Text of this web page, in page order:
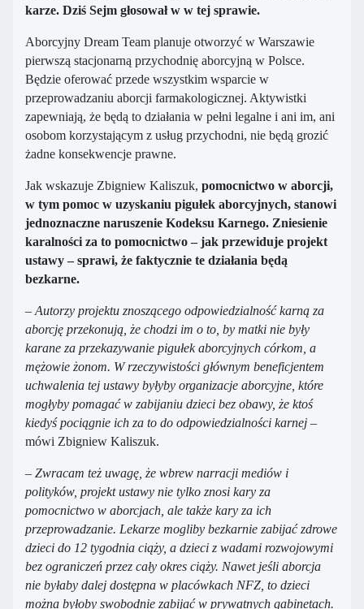
karze. Dziś Sejm głosował w w tej sprawie.
Aborcyjny Dream Team planuje otworzyć w Warszawie
pierwszą stacjonarną przychodnię aborcyjną w Polsce.
Będzie oferować przede wszystkim wsparcie w
przeprowadzaniu aborcji farmakologicznej. Aktywistki
zapewniają, że będą to działania w pełni legalne i ani im, ani
osobom korzystającym z usług przychodni, nie będą grozić
żadne konsekwencje prawne.
Jak wskazuje Zbigniew Kaliszuk, pomocnictwo w aborcji,
w tym pomoc w uzyskaniu pigułek aborcyjnych, stanowi
jednoznaczne naruszenie Kodeksu Karnego. Zniesienie
karalności za to pomocnictwo – jak przewiduje projekt
ustawy – sprawi, że faktycznie te działania będą
bezkarne.
– Autorzy projektu znoszącego odpowiedzialność karną za
aborcję przekonują, że chodzi im o to, by matki nie były
karane za przekazywanie pigułek aborcyjnych córkom, a
mężowie żonom. W rzeczywistości głównym beneficjentem
uchwalenia tej ustawy byłyby organizacje aborcyjne, które
mogłyby pomagać w zabijaniu dzieci bez obawy, że ktoś
kiedyś pociągnie ich za to do odpowiedzialności karnej –
mówi Zbigniew Kaliszuk.
– Zwracam też uwagę, że wbrew narracji mediów i
polityków, projekt ustawy nie tylko znosi kary za
pomocnictwo w aborcjach, ale także kary za ich
przeprowadzanie. Lekarze mogliby bezkarnie zabijać zdrowe
dzieci do 12 tygodnia ciąży, a dzieci z wadami rozwojowymi
bez ograniczeń przez cały okres ciąży. Nawet jeśli aborcja
nie byłaby dalej dostępna w placówkach NFZ, to dzieci
można byłoby swobodnie zabijać w prywatnych gabinetach.